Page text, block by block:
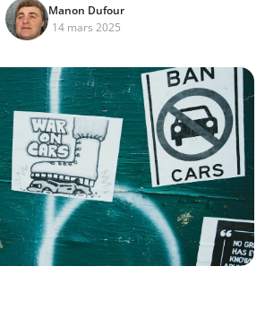
Manon Dufour
14 mars 2025